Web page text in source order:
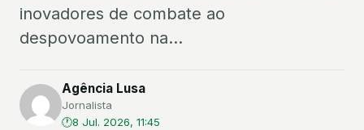
inovadores de combate ao
despovoamento na...
Agência Lusa
Jornalista
8 Jul. 2026, 11:45